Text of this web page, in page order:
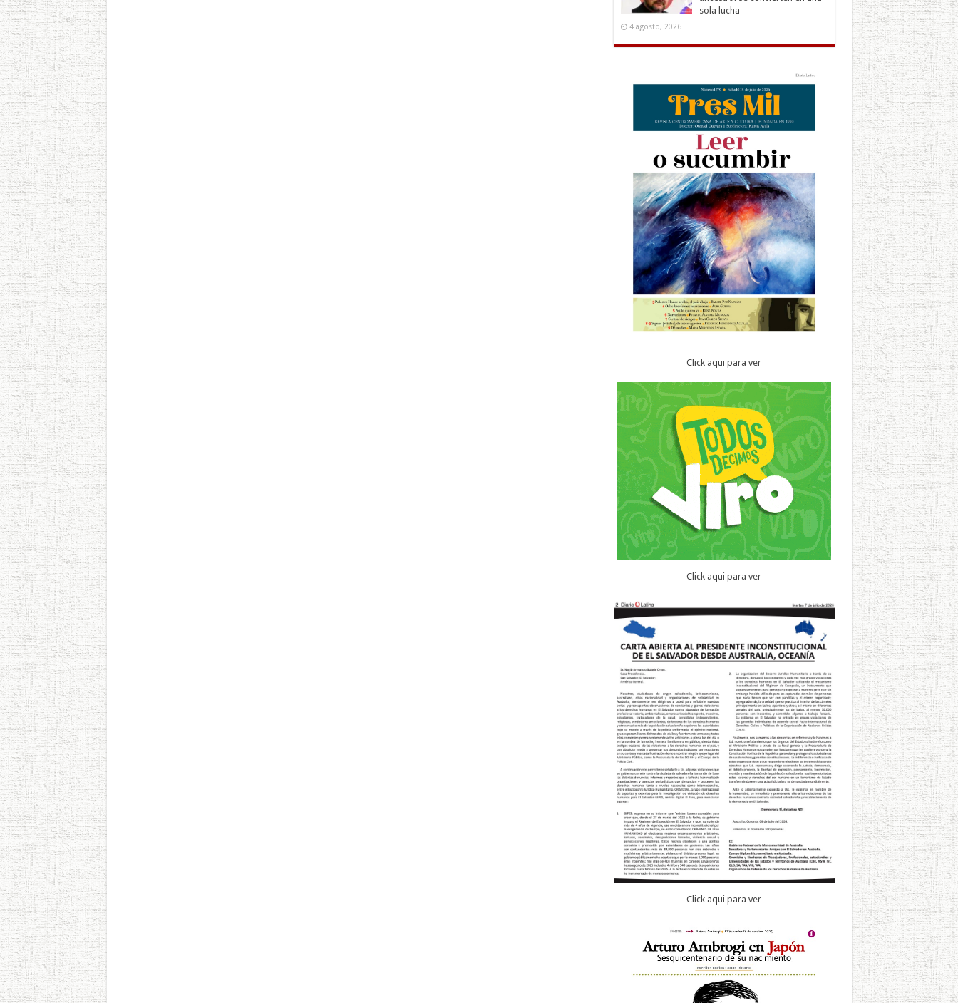
sola lucha
4 agosto, 2026
Click aqui para ver
Click aqui para ver
Click aqui para ver